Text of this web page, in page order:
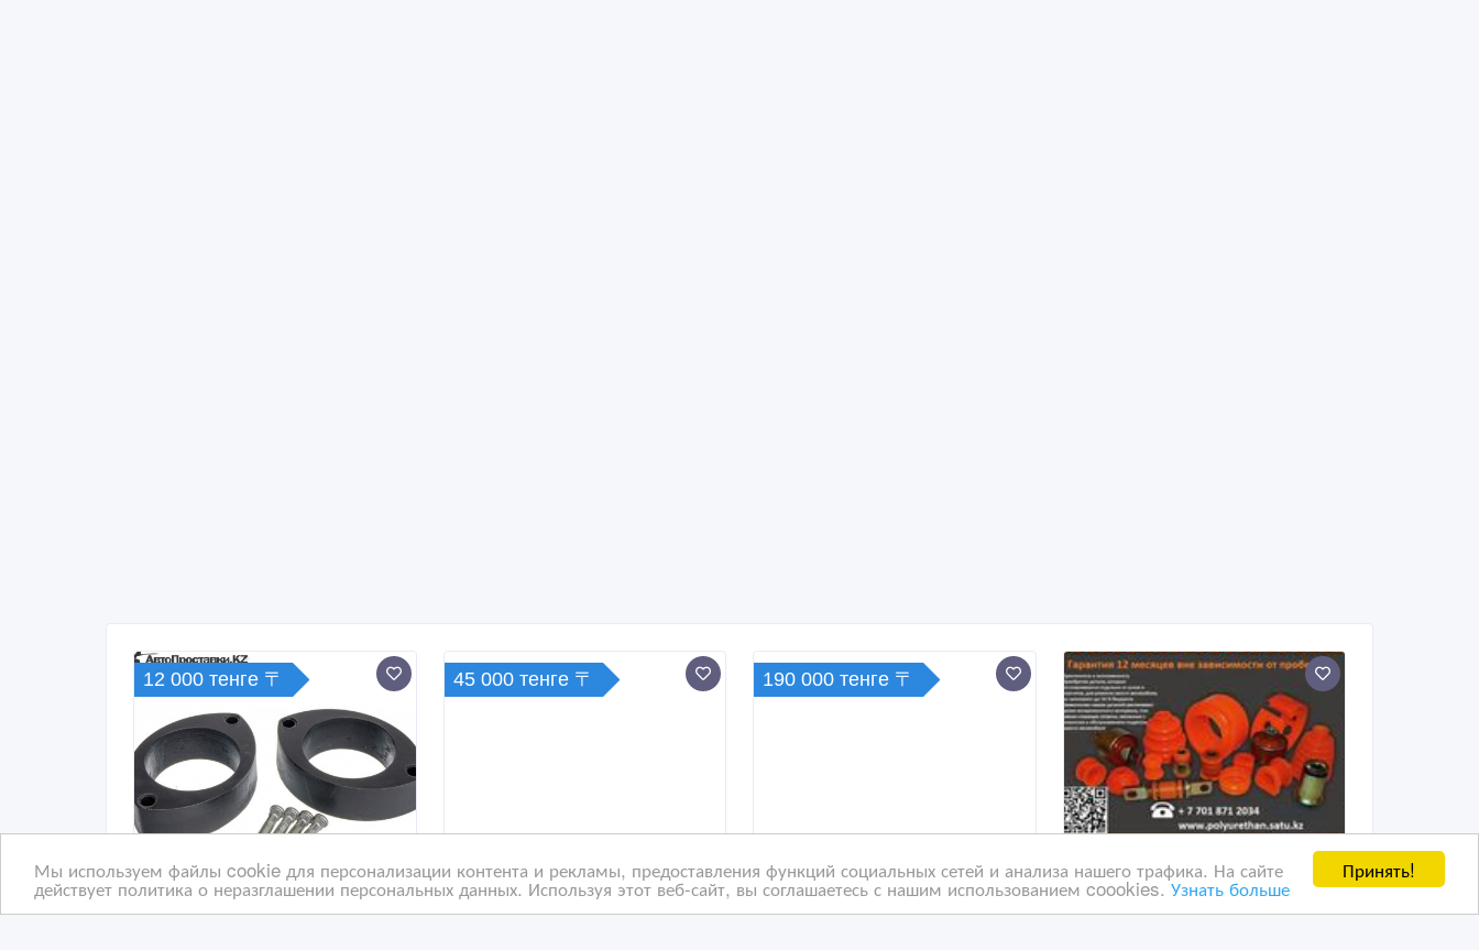
Принять!
Мы используем файлы cookie для персонализации контента и рекламы, предоставления функций социальных сетей и анализа нашего трафика. На сайте
действует политика о неразглашении персональных данных. Используя этот веб-сайт, вы соглашаетесь с нашим использованием coookies.Узнать больше
12 000 тенге 〒